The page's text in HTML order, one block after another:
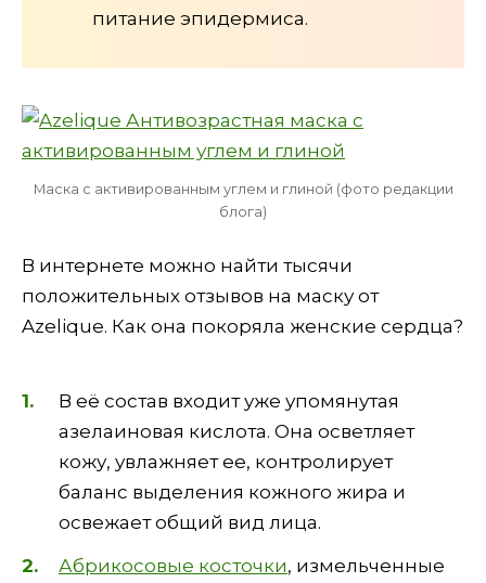
питание эпидермиса.
Маска с активированным углем и глиной (фото редакции
блога)
В интернете можно найти тысячи
положительных отзывов на маску от
Azelique. Как она покоряла женские сердца?
В её состав входит уже упомянутая
азелаиновая кислота. Она осветляет
кожу, увлажняет ее, контролирует
баланс выделения кожного жира и
освежает общий вид лица.
Абрикосовые косточки, измельченные